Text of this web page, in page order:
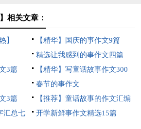
相关文章：
】
【精华】国庆的事作文9篇
精选让我感到的事作文四篇
3篇
【精华】写童话故事作文300
字三篇
春节的事作文
3篇
【推荐】童话故事的作文汇编
六篇
汇总七
开学新鲜事作文精选15篇